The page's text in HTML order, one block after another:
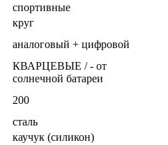
спортивные
круг
аналоговый + цифровой
КВАРЦЕВЫЕ / - от
солнечной батареи
200
сталь
каучук (силикон)